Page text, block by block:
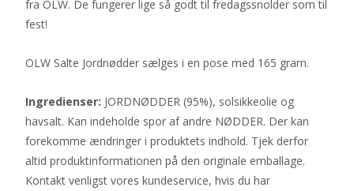
fra OLW. De fungerer lige så godt til fredagssnolder som til
fest!
OLW Salte Jordnødder sælges i en pose med 165 gram.
Ingredienser: JORDNØDDER (95%), solsikkeolie og
havsalt. Kan indeholde spor af andre NØDDER. Der kan
forekomme ændringer i produktets indhold. Tjek derfor
altid produktinformationen på den originale emballage.
Kontakt venligst vores kundeservice, hvis du har